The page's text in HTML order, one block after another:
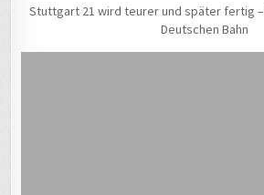
Stuttgart 21 wird teurer und später fertig
Deutschen Bahn